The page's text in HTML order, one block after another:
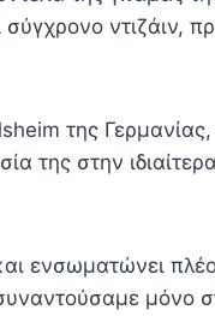
ντιζάιν,
της
της στην ιδιαίτερα
ενσωματώνει
μόνο